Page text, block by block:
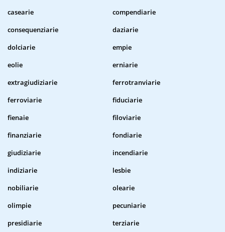
casearie
compendiarie
consequenziarie
daziarie
dolciarie
empie
eolie
erniarie
extragiudiziarie
ferrotranviarie
ferroviarie
fiduciarie
fienaie
filoviarie
finanziarie
fondiarie
giudiziarie
incendiarie
indiziarie
lesbie
nobiliarie
olearie
olimpie
pecuniarie
presidiarie
terziarie